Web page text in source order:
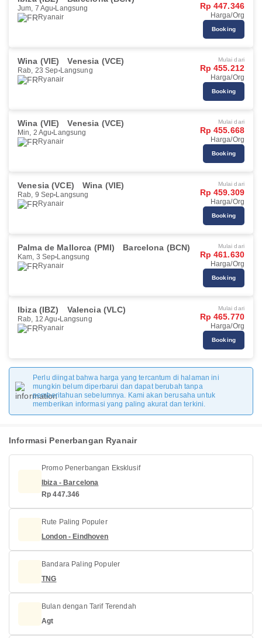
Jum, 7 Agu Langsung
Ryanair
Rp 447.346
Harga/Org
Booking
Wina (VIE) Venesia (VCE)
Rab, 23 Sep Langsung
Ryanair
Mulai dari
Rp 455.212
Harga/Org
Booking
Wina (VIE) Venesia (VCE)
Min, 2 Agu Langsung
Ryanair
Mulai dari
Rp 455.668
Harga/Org
Booking
Venesia (VCE) Wina (VIE)
Rab, 9 Sep Langsung
Ryanair
Mulai dari
Rp 459.309
Harga/Org
Booking
Palma de Mallorca (PMI) Barcelona (BCN)
Kam, 3 Sep Langsung
Ryanair
Mulai dari
Rp 461.630
Harga/Org
Booking
Ibiza (IBZ) Valencia (VLC)
Rab, 12 Agu Langsung
Ryanair
Mulai dari
Rp 465.770
Harga/Org
Booking
Perlu diingat bahwa harga yang tercantum di halaman ini
mungkin belum diperbarui dan dapat berubah tanpa
pemberitahuan sebelumnya. Kami akan berusaha untuk
memberikan informasi yang paling akurat dan terkini.
Informasi Penerbangan Ryanair
Promo Penerbangan Eksklusif
Ibiza - Barcelona
Rp 447.346
Rute Paling Populer
London - Eindhoven
Bandara Paling Populer
TNG
Bulan dengan Tarif Terendah
Agt